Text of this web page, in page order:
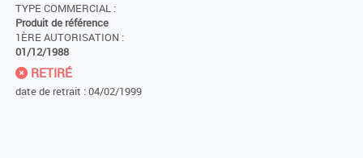
TYPE COMMERCIAL :
Produit de référence
1ÈRE AUTORISATION :
01/12/1988
RETIRÉ
date de retrait : 04/02/1999